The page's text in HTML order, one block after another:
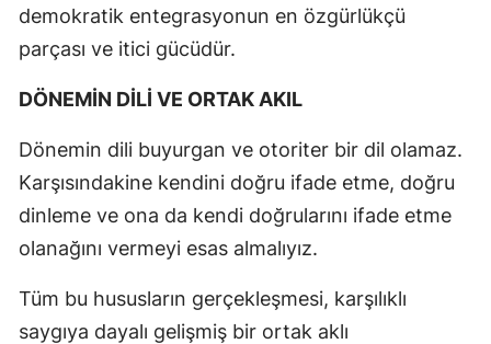
demokratik entegrasyonun en özgürlükçü
parçası ve itici gücüdür.
DÖNEMİN DİLİ VE ORTAK AKIL
Dönemin dili buyurgan ve otoriter bir dil olamaz.
Karşısındakine kendini doğru ifade etme, doğru
dinleme ve ona da kendi doğrularını ifade etme
olanağını vermeyi esas almalıyız.
Tüm bu hususların gerçekleşmesi, karşılıklı
saygıya dayalı gelişmiş bir ortak aklı